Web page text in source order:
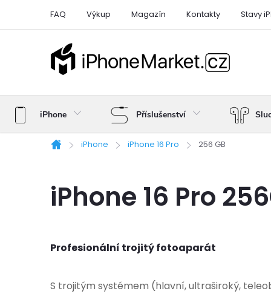
FAQ Výkup Magazín Kontakty Stavy
iPhone Příslušenství
Domů
iPhone iPhone 16 Pro 256 GB
iPhone 16 Pro
Profesionální trojitý fotoaparát
S trojitým systémem (hlavní, ultraširoký,